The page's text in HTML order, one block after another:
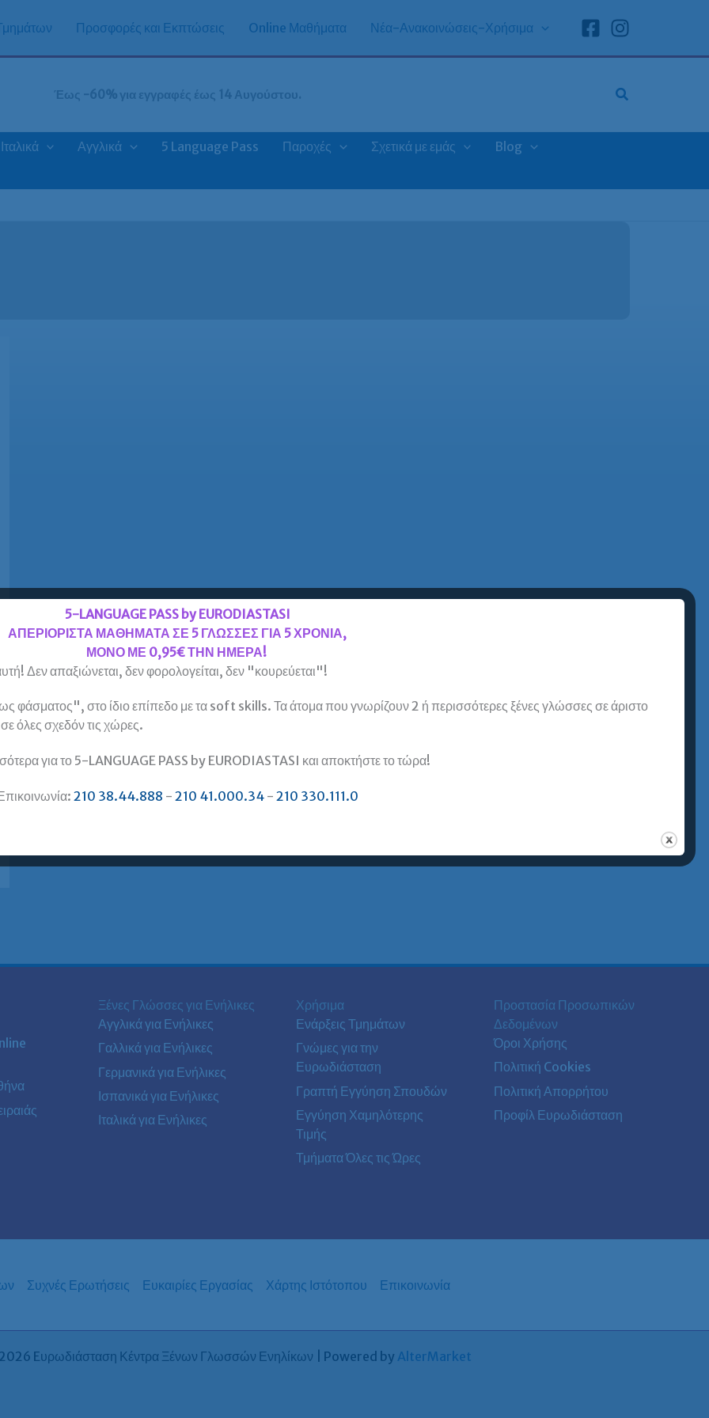
Προσφορές και Εκπτώσεις Online Μαθήματα Νέα-Ανακοινώσεις-Χρήσιμα
Έως -60% για εγγραφές έως 14 Αυγούστου.
Ιταλικά Αγγλικά 5 Language Pass Παροχές Σχετικά με εμάς
Blog
Ξένες Γλώσσες για Ενήλικες
Αγγλικά για Ενήλικες
Γαλλικά για Ενήλικες
Γερμανικά για Ενήλικες
Ισπανικά για Ενήλικες
Ιταλικά για Ενήλικες
Χρήσιμα
Ενάρξεις Τμημάτων
Γνώμες για την
Ευρωδιάσταση
Γραπτή Εγγύηση Σπουδών
Εγγύηση Χαμηλότερης
Τιμής
Τμήματα Όλες τις Ώρες
Προστασία Προσωπικών
Δεδομένων
Όροι Χρήσης
Πολιτική Cookies
Πολιτική Απορρήτου
Προφίλ Ευρωδιάσταση
Συχνές Ερωτήσεις Ευκαιρίες Εργασίας Χάρτης Ιστότοπου Επικοινωνία
Eυρωδιάσταση Κέντρα Ξένων Γλωσσών Ενηλίκων | Powered by AlterMarket
5-LANGUAGE PASS by EURODIASTASI
ΑΠΕΡΙΟΡΙΣΤΑ ΜΑΘΗΜΑΤΑ ΣΕ 5 ΓΛΩΣΣΕΣ ΓΙΑ 5 ΧΡΟΝΙΑ,
ΜΟΝΟ ΜΕ 0,95€ ΤΗΝ ΗΜΕΡΑ!
Δεν απαξιώνεται, δεν φορολογείται, δεν "κουρεύεται"!
φάσματος", στο ίδιο επίπεδο με τα soft skills. Τα άτομα που γνωρίζουν 2 ή περισσότερες ξένες γλώσσες σε άριστο
όλες σχεδόν τις χώρες.
για το 5-LANGUAGE PASS by EURODIASTASI και αποκτήστε το τώρα!
210 38.44.888 - 210 41.000.34- 210 330.111.0